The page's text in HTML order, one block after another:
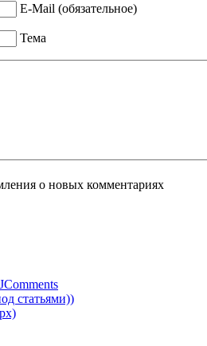
E-Mail (обязательное)
Тема
о новых комментариях
JComments